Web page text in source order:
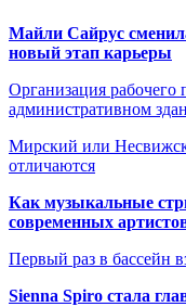
Майли Сайрус
новый этап карьеры
Организация рабочего
административном
Мирский или
отличаются
Как музыкальные
современных
Первый раз в бассейн
Sienna Spiro стала